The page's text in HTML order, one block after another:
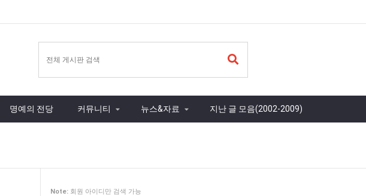
명예의 전당 커뮤니티 뉴스&자료 지난 글 모음(2002-2009)
Note: 회원 아이디만 검색 가능